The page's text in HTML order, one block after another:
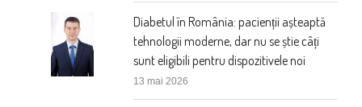
Diabetul în România: pacienții așteaptă
tehnologii moderne, dar nu se știe câți
sunt eligibili pentru dispozitivele noi
13 mai 2026